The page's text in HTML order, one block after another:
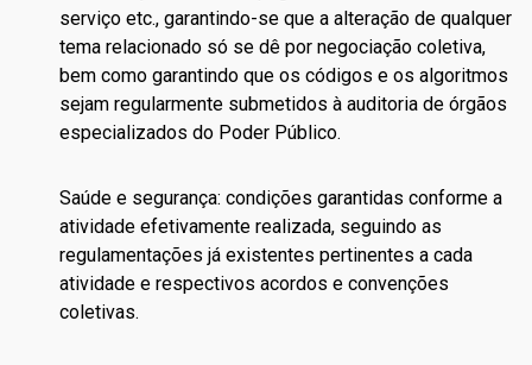
serviço etc., garantindo-se que a alteração de qualquer
tema relacionado só se dê por negociação coletiva,
bem como garantindo que os códigos e os algoritmos
sejam regularmente submetidos à auditoria de órgãos
especializados do Poder Público.
Saúde e segurança: condições garantidas conforme a
atividade efetivamente realizada, seguindo as
regulamentações já existentes pertinentes a cada
atividade e respectivos acordos e convenções
coletivas.